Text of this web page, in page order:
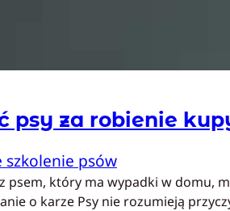
psy za robienie
szkolenie psów
psem, który ma wypadki w domu,
o karze Psy nie rozumieją